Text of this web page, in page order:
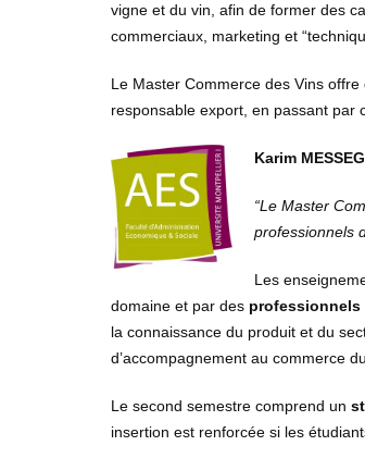
vigne et du vin, afin de former des
commerciaux, marketing et
Le Master Commerce des Vins offre
responsable export, en passant par
Karim
“Le Master
professionnels
Les
domaine et par des professionnels
la connaissance du produit et du
d’accompagnement au commerce
Le second semestre comprend un
insertion est renforcée si les